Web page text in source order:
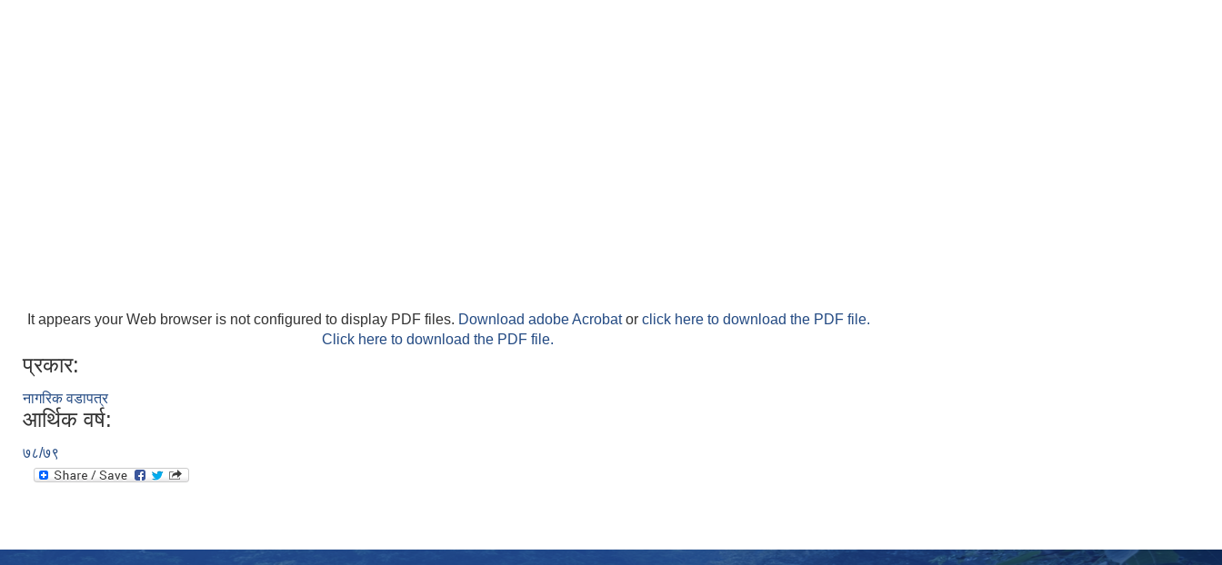
It appears your Web browser is not configured to display PDF files. Download adobe Acrobator click here to download the PDF file.
Click here to download the PDF file.
प्रकार:
नागरिक वडापत्र
आर्थिक वर्ष:
७८/७९